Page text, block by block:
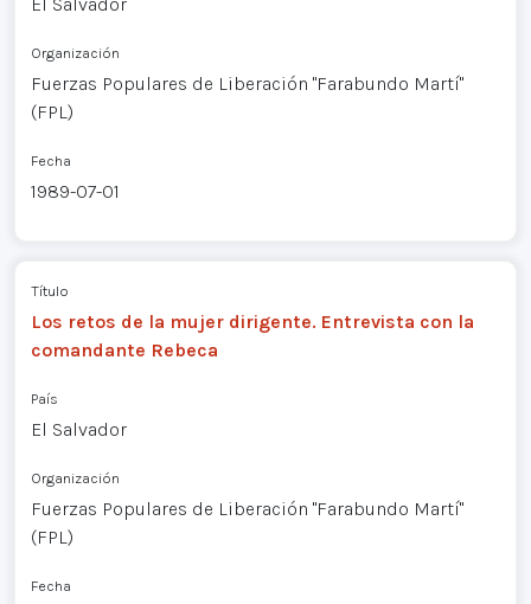
Organización
Fuerzas Populares de Liberación "Farabundo Martí"
(FPL)
Fecha
1989-07-01
Título
Los retos de la mujer dirigente. Entrevista con la
comandante Rebeca
País
El Salvador
Organización
Fuerzas Populares de Liberación "Farabundo Martí"
(FPL)
Fecha